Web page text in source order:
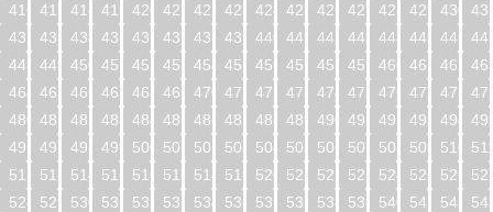
416
417 418 419 420 421 422 423 424 425 426 427 428 429 430
432
433 434 435 436 437 438 439 440 441 442 443 444 445 446
448
449 450 451 452 453 454 455 456 457 458 459 460 461 462
464
465 466 467 468 469 470 471 472 473 474 475 476 477 478
480
481 482 483 484 485 486 487 488 489 490 491 492 493 494
496
497 498 499 500 501 502 503 504 505 506 507 508 509 510
512
513 514 515 516 517 518 519 520 521 522 523 524 525 526
528
529 530 531 532 533 534 535 536 537 538 539 540 541 542